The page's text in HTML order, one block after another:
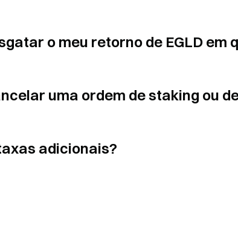
o meu retorno de EGLD em
uma ordem de staking ou
adicionais?